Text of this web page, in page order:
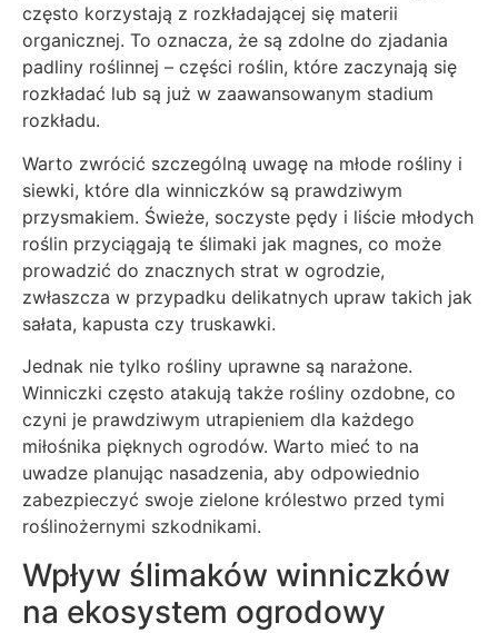
często korzystają z rozkładającej się materii
organicznej. To oznacza, że są zdolne do zjadania
padliny roślinnej – części roślin, które zaczynają się
rozkładać lub są już w zaawansowanym stadium
rozkładu.
Warto zwrócić szczególną uwagę na młode rośliny i
siewki, które dla winniczków są prawdziwym
przysmakiem. Świeże, soczyste pędy i liście młodych
roślin przyciągają te ślimaki jak magnes, co może
prowadzić do znacznych strat w ogrodzie,
zwłaszcza w przypadku delikatnych upraw takich jak
sałata, kapusta czy truskawki.
Jednak nie tylko rośliny uprawne są narażone.
Winniczki często atakują także rośliny ozdobne, co
czyni je prawdziwym utrapieniem dla każdego
miłośnika pięknych ogrodów. Warto mieć to na
uwadze planując nasadzenia, aby odpowiednio
zabezpieczyć swoje zielone królestwo przed tymi
roślinożernymi szkodnikami.
Wpływ ślimaków winniczków
na ekosystem ogrodowy